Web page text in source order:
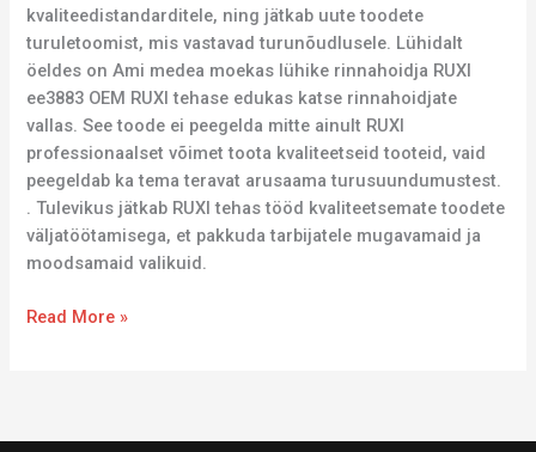
kvaliteedistandarditele, ning jätkab uute toodete
turuletoomist, mis vastavad turunõudlusele. Lühidalt
öeldes on Ami medea moekas lühike rinnahoidja RUXI
ee3883 OEM RUXI tehase edukas katse rinnahoidjate
vallas. See toode ei peegelda mitte ainult RUXI
professionaalset võimet toota kvaliteetseid tooteid, vaid
peegeldab ka tema teravat arusaama turusuundumustest.
. Tulevikus jätkab RUXI tehas tööd kvaliteetsemate toodete
väljatöötamisega, et pakkuda tarbijatele mugavamaid ja
moodsamaid valikuid.
Read More »